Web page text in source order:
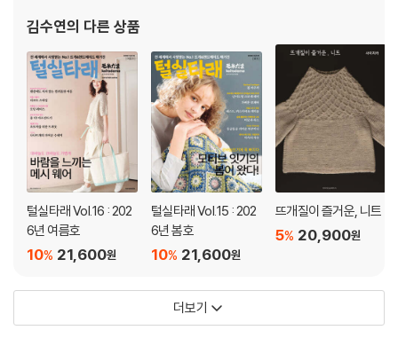
김수연의 다른 상품
털실타래 Vol.16 : 202
6년 여름호
21,600원
10%
털실타래 Vol.15 : 202
6년 봄호
21,600원
10%
뜨개질이 즐거운, 니트
20,900원
5%
더보기